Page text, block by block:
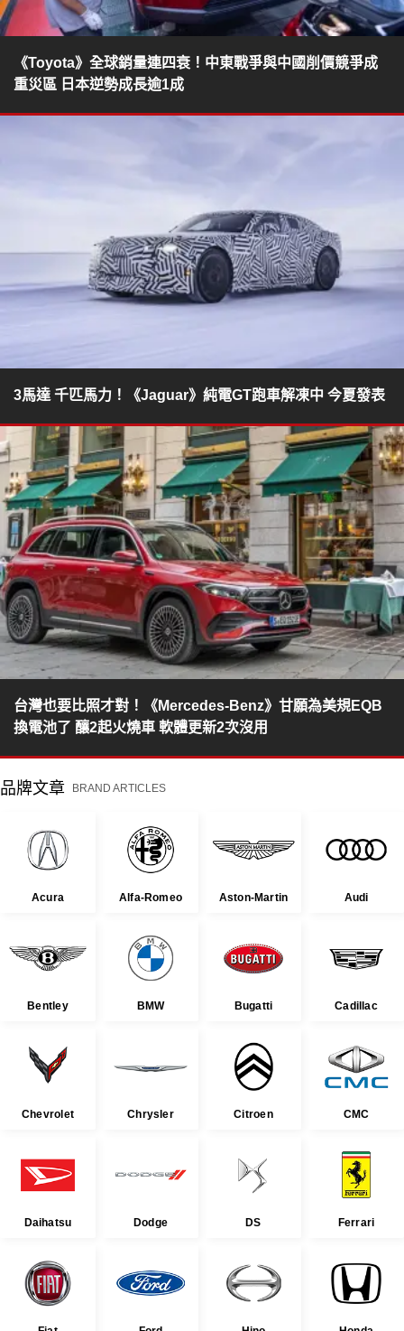
《Toyota》全球銷量連四衰！中東戰爭與中國削價競爭成
重災區 日本逆勢成長逾1成
3馬達 千匹馬力！《Jaguar》純電GT跑車解凍中 今夏發表
台灣也要比照才對！《Mercedes-Benz》甘願為美規EQB
換電池了 釀2起火燒車 軟體更新2次沒用
品牌文章 BRAND ARTICLES
Acura Alfa-Romeo Aston-Martin Audi
Bentley BMW Bugatti Cadillac
Chevrolet Chrysler Citroen CMC
Daihatsu Dodge DS Ferrari